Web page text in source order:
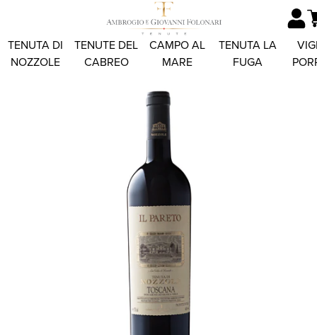
TENUTA DI
NOZZOLE
TENUTE DEL
CABREO
CAMPO AL
MARE
TENUTA LA
FUGA